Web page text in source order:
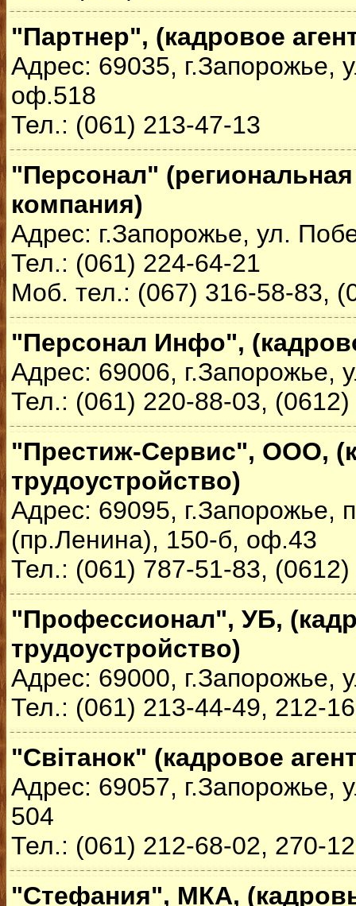
"Партнер", (кадровое
Адрес: 69035, г.Запорожье,
оф.518
Тел.: (061) 213-47-13
"Персонал"
компания)
Адрес: г.Запорожье, ул.
Тел.: (061) 224-64-21
Моб. тел.: (067) 316-58-83,
"Персонал Инфо",
Адрес: 69006, г.Запорожье,
Тел.: (061) 220-88-03,
"Престиж-Сервис", ООО,
трудоустройство)
Адрес: 69095, г.Запорожье,
(пр.Ленина), 150-б, оф.43
Тел.: (061) 787-51-83,
"Профессионал", УБ,
трудоустройство)
Адрес: 69000, г.Запорожье,
Тел.: (061) 213-44-49, 212-
"Світанок" (кадровое
Адрес: 69057, г.Запорожье,
504
Тел.: (061) 212-68-02, 270-
"Стефания", МКА,